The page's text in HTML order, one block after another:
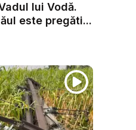
lui Vodă.
este pregăti...